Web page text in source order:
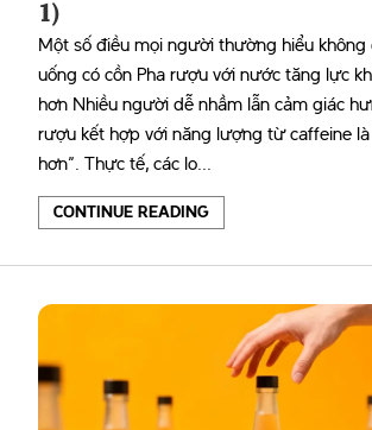
1)
Một số điều mọi người thường hiểu
uống có cồn Pha rượu với nước tăng lực
hơn Nhiều người dễ nhầm lẫn cảm giác
rượu kết hợp với năng lượng từ caffeine là
hơn”. Thực tế, các lo...
CONTINUE READING